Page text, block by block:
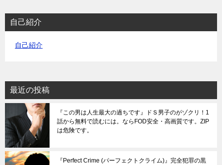
自己紹介
自己紹介
最近の投稿
『この男は人生最大の過ちです』ドＳ男子のがゾクリ！1
話から無料で読むには。ならFOD安全・高画質です。ZIP
は危険です。
『Perfect Crime (パーフェクトクライム)』完全犯罪の黒